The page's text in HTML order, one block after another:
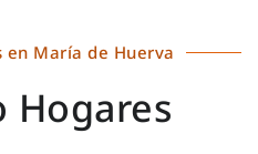
en María de Huerva
Hogares